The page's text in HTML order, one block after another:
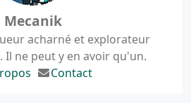
Mecanik
acharné et explorateur
ne peut y en avoir qu'un.
Contact